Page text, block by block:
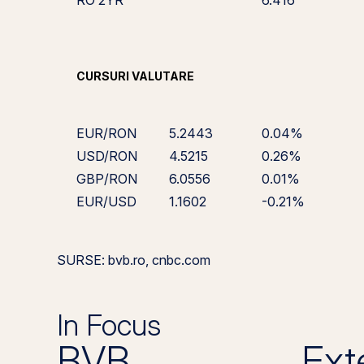
CURSURI VALUTARE
EUR/RON 5.2443
0.04%
USD/RON
4.5215
0.26%
GBP/RON
6.0556
0.01%
EUR/USD
1.1602 -0.21%
SURSE: bvb.ro, cnbc.com
In Focus